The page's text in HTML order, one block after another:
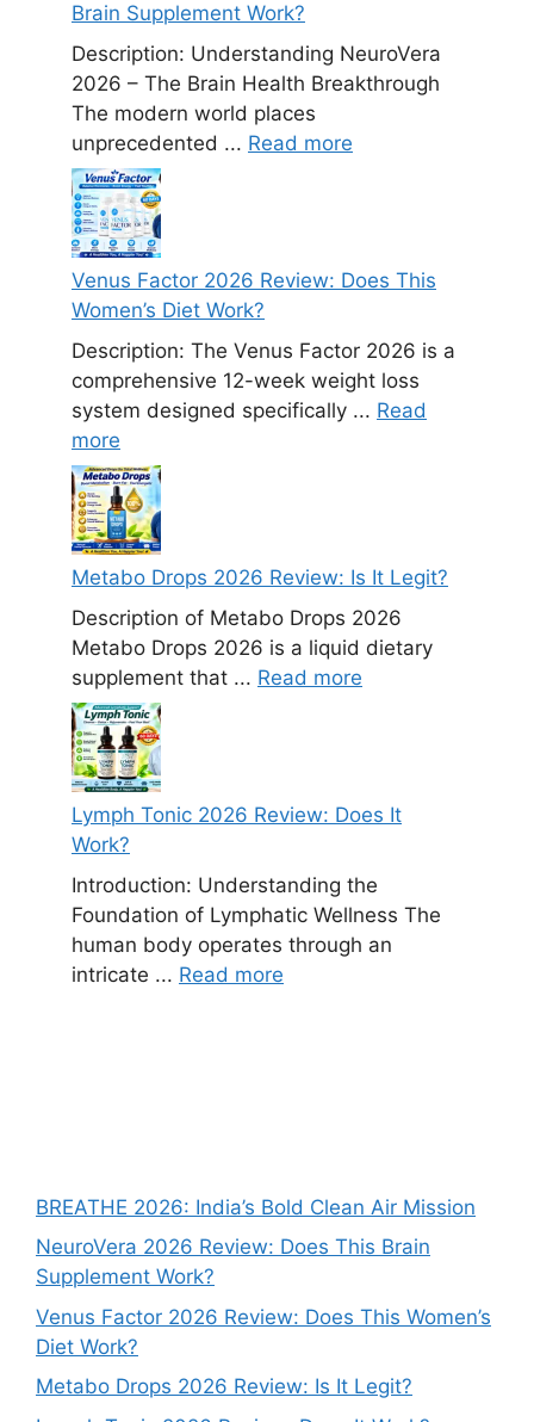
Brain Supplement Work?
Description: Understanding NeuroVera
2026 – The Brain Health Breakthrough
The modern world places
unprecedented ... Read more
Venus Factor 2026 Review: Does This
Women’s Diet Work?
Description: The Venus Factor 2026 is a
comprehensive 12-week weight loss
system designed specifically ... Read
more
Metabo Drops 2026 Review: Is It Legit?
Description of Metabo Drops 2026
Metabo Drops 2026 is a liquid dietary
supplement that ... Read more
Lymph Tonic 2026 Review: Does It
Work?
Introduction: Understanding the
Foundation of Lymphatic Wellness The
human body operates through an
intricate ... Read more
BREATHE 2026: India’s Bold Clean Air Mission
NeuroVera 2026 Review: Does This Brain
Supplement Work?
Venus Factor 2026 Review: Does This Women’s
Diet Work?
Metabo Drops 2026 Review: Is It Legit?